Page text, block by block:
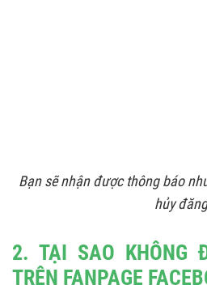
Bạn sẽ nhận được thông báo
hủy đăng
2. TẠI SAO KHÔNG
TRÊN FANPAGE